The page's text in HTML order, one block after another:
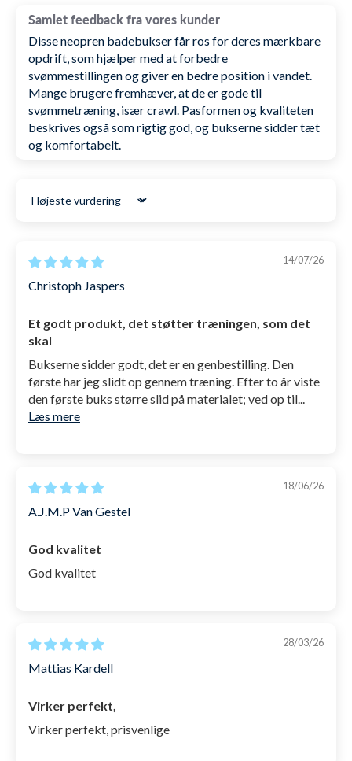
benet uden, at de strammer utilstrækkeligt.
Selvom det er badebukser, så bruges de i høj grad
også af kvinder/piger, som har de samme
udfordringer med synkende ben/hofter. De kan blot
puttes udover badedragten. Til mænd/drenge kan
de både bruges med og uden almindelige
Specifikationer for Watery
Lavet i 100% Jako Smooth-skin neoprene på
på sidepanelerne.
Udenpå tilføjet ACS Nano coating
badebukserne mindre vandmodstand og vandet
preller af.
På indersiden konstrueret med 100% nylon
Snøre i toppen på fronten for optimal tilpasning
af pasform
Indbygget elastik i ben åbninger
godt ind til benene.
SKU: 1000984
Samlet feedback fra vores kunder
Disse neopren badebukser får ros for deres mærkbare
opdrift, som hjælper med at forbedre
svømmestillingen og giver en bedre position i vandet.
Mange brugere fremhæver, at de er gode til
svømmetræning, især crawl. Pasformen og kvaliteten
beskrives også som rigtig god, og bukserne sidder tæt
og komfortabelt.
Sort by
14/07/26
Christoph Jaspers
Et godt produkt, det støtter træningen, som det
skal
Bukserne sidder godt, det er en genbestilling. Den
første har jeg slidt op gennem træning. Efter to år viste
den første buks større slid på materialet; ved op til...
Læs mere
18/06/26
A.J.M.P Van Gestel
God kvalitet
God kvalitet
28/03/26
Mattias Kardell
Virker perfekt,
Virker perfekt, prisvenlige